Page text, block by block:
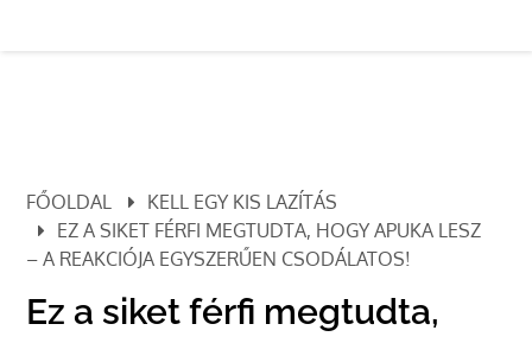
FŐOLDAL
KELL EGY KIS LAZÍTÁS
EZ A SIKET FÉRFI MEGTUDTA, HOGY APUKA LESZ
– A REAKCIÓJA EGYSZERŰEN CSODÁLATOS!
Ez a siket férfi megtudta,